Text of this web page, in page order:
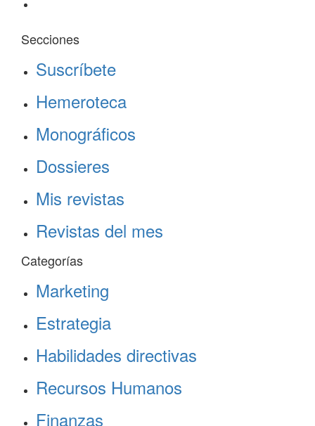
Secciones
Suscríbete
Hemeroteca
Monográficos
Dossieres
Mis revistas
Revistas del mes
Categorías
Marketing
Estrategia
Habilidades directivas
Recursos Humanos
Finanzas